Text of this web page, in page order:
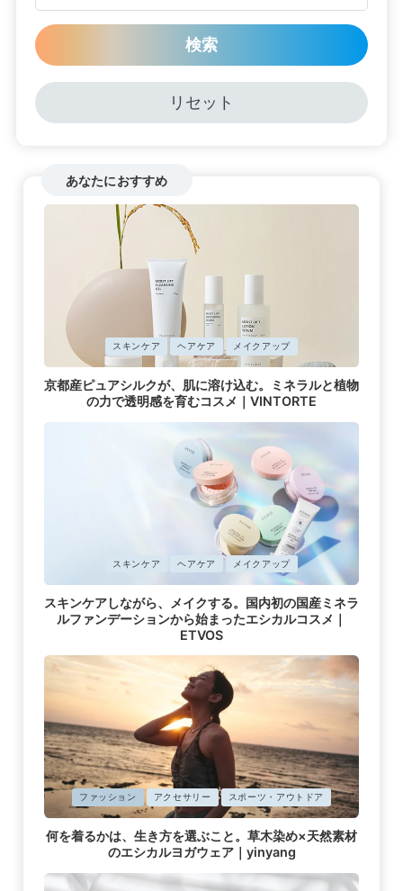
検索
リセット
あなたにおすすめ
に
掲
載
スキンケア ヘアケア メイクアップ
京都産ピュアシルクが、肌に溶け込む。ミネラルと植物
の力で透明感を育むコスメ｜VINTORTE
掲
載
済
スキンケア ヘアケア メイクアップ
スキンケアしながら、メイクする。国内初の国産ミネラ
ルファンデーションから始まったエシカルコスメ｜
ETVOS
掲
載
み
ファッション アクセサリー スポーツ・アウトドア
何を着るかは、生き方を選ぶこと。草木染め×天然素材
のエシカルヨガウェア｜yinyang